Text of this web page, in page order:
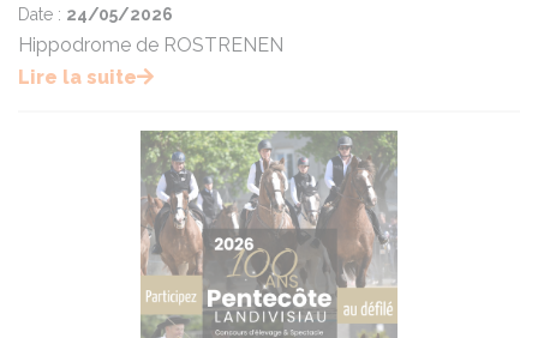
Date : 24/05/2026
Hippodrome de ROSTRENEN
Lire la suite